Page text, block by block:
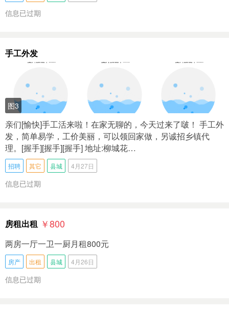
信息已过期
手工外发
图3
亲们[愉快]手工活来啦！在家无聊的，今天过来了啵！ 手工外
发，简单易学，工价美丽，可以领回家做，另诚招乡镇代
理。[握手][握手][握手] 地址:柳城花…
招聘 其它 县城 4月27日
信息已过期
房租出租 ￥800
两房一厅一卫一厨月租800元
房产 出租 县城 4月26日
信息已过期